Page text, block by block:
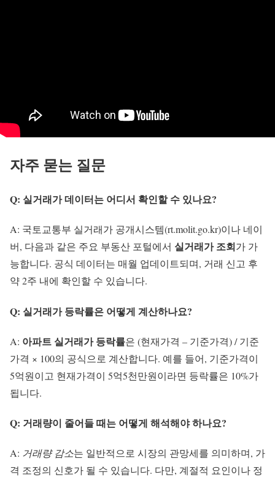
자주 묻는 질문
Q: 실거래가 데이터는 어디서 확인할 수 있나요?
A: 국토교통부 실거래가 공개시스템(rt.molit.go.kr)이나 네이
버, 다음과 같은 주요 부동산 포털에서 실거래가 조회가 가
능합니다. 공식 데이터는 매월 업데이트되며, 거래 신고 후
약 2주 내에 확인할 수 있습니다.
Q: 실거래가 등락률은 어떻게 계산하나요?
A: 아파트 실거래가 등락률은 (현재가격 – 기준가격) / 기준
가격 × 100의 공식으로 계산합니다. 예를 들어, 기준가격이
5억원이고 현재가격이 5억5천만원이라면 등락률은 10%가
됩니다.
Q: 거래량이 줄어들 때는 어떻게 해석해야 하나요?
A: 거래량 감소는 일반적으로 시장의 관망세를 의미하며, 가
격 조정의 신호가 될 수 있습니다. 다만, 계절적 요인이나 정